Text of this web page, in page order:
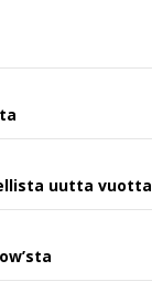
uutta vuotta